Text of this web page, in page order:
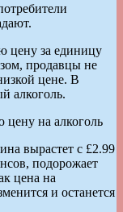
цену за единицу
продавцы не
цене. В
алкоголь.
вырастет с £2.99
подорожает
цена на
и останется